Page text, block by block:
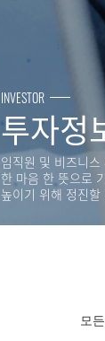
INVESTOR
투자정
임직원 및 비즈니
한 마음 한 뜻으로
높이기 위해 정진
모